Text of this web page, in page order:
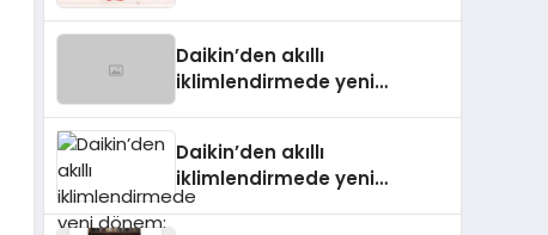
Daikin’den akıllı
iklimlendirmede yeni
Daikin’den akıllı
iklimlendirmede yeni
dönem: Madoka Plus